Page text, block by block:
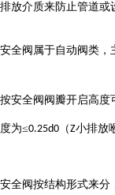
排放介质来防止管道或
安全阀属于自动阀类，
按安全阀阀瓣开启高度
度为≤0.25d0 （Z小排放
安全阀按结构形式来分